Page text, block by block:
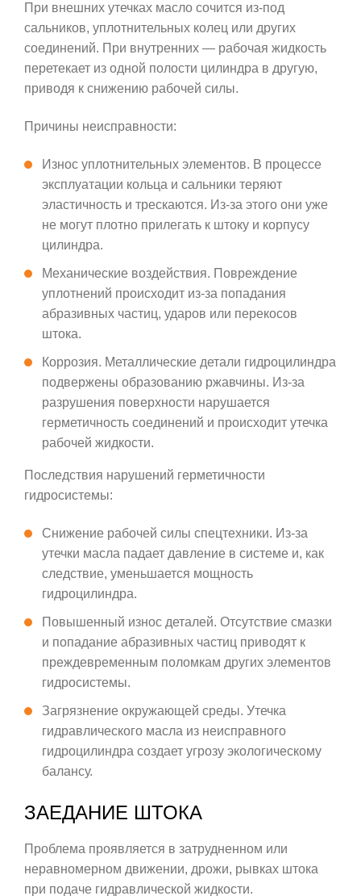
При внешних утечках масло сочится из-под
сальников, уплотнительных колец или других
соединений. При внутренних — рабочая жидкость
перетекает из одной полости цилиндра в другую,
приводя к снижению рабочей силы.
Причины неисправности:
Износ уплотнительных элементов. В процессе
эксплуатации кольца и сальники теряют
эластичность и трескаются. Из-за этого они уже
не могут плотно прилегать к штоку и корпусу
цилиндра.
Механические воздействия. Повреждение
уплотнений происходит из-за попадания
абразивных частиц, ударов или перекосов
штока.
Коррозия. Металлические детали гидроцилиндра
подвержены образованию ржавчины. Из-за
разрушения поверхности нарушается
герметичность соединений и происходит утечка
рабочей жидкости.
Последствия нарушений герметичности
гидросистемы:
Снижение рабочей силы спецтехники. Из-за
утечки масла падает давление в системе и, как
следствие, уменьшается мощность
гидроцилиндра.
Повышенный износ деталей. Отсутствие смазки
и попадание абразивных частиц приводят к
преждевременным поломкам других элементов
гидросистемы.
Загрязнение окружающей среды. Утечка
гидравлического масла из неисправного
гидроцилиндра создает угрозу экологическому
балансу.
ЗАЕДАНИЕ ШТОКА
Проблема проявляется в затрудненном или
неравномерном движении, дрожи, рывках штока
при подаче гидравлической жидкости.